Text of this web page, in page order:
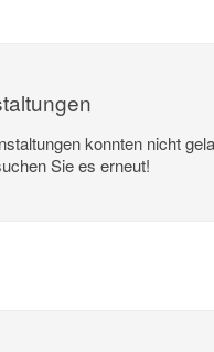
konnten nicht
Sie es erneut!